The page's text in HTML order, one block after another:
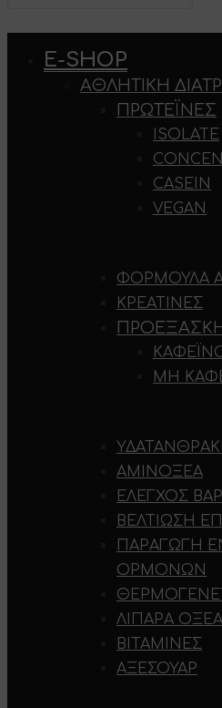
E-SHOP
ΑΘΛΗΤΙΚΉ
ΠΡΩΤΕΪΝΕΣ
ISOLATE
CASEIN
VEGAN
ΦΌΡΜΟΥΛΑ
ΚΡΕΑΤΊΝΕΣ
ΜΗ
ΑΜΙΝΟΞΈΑ
ΈΛΕΓΧΟΣ
ΒΕΛΤΊΩΣΗ
ΠΑΡΑΓΩΓΉ
ΟΡΜΟΝΏΝ
ΛΙΠΑΡΆ ΟΞΈΑ
ΒΙΤΑΜΊΝΕΣ
ΑΞΕΣΟΥΆΡ